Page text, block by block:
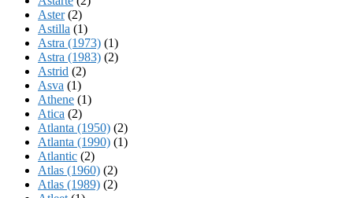
Aster(2)
Astilla (1)
Astra (1973) (1)
Astra (1983) (2)
Astrid (2)
Asva (1)
Athene (1)
Atica (2)
Atlanta (1950) (2)
Atlanta (1990) (1)
Atlantic (2)
Atlas (1960) (2)
Atlas (1989) (2)